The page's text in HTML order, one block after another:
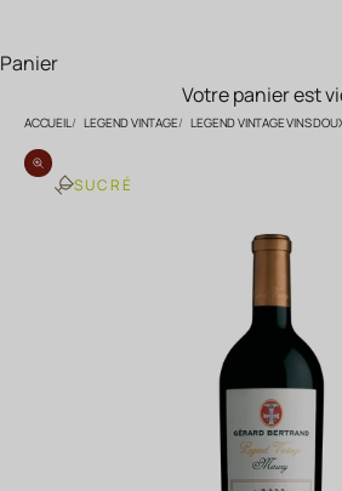
Panier
Votre panier est
ACCUEIL LEGEND VINTAGE LEGEND VINTAGE VINS
Zoomer sur l'image
SUCRÉ